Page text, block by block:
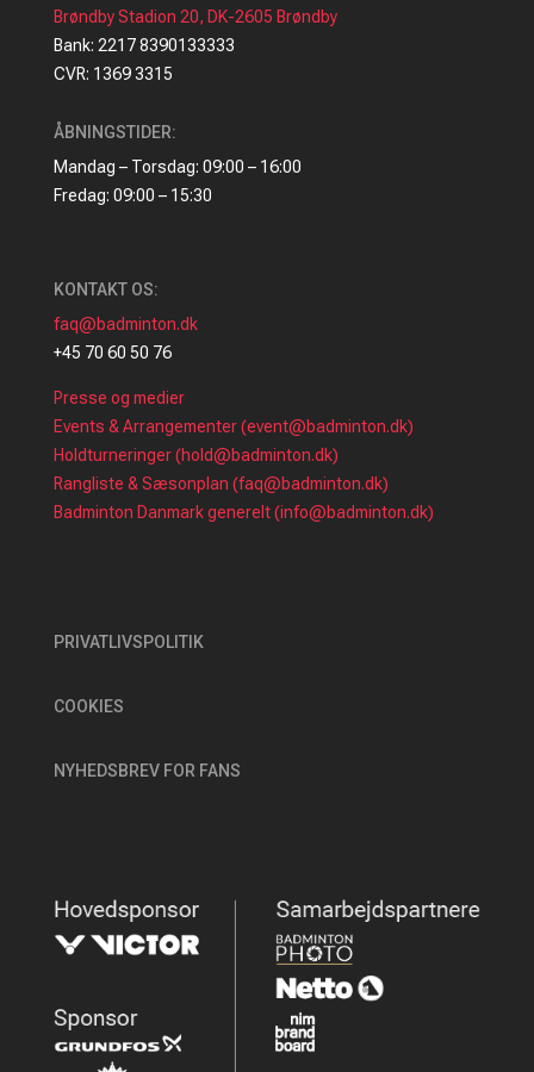
Brøndby Stadion 20, DK-2605 Brøndby
Bank: 2217 8390133333
CVR: 1369 3315
ÅBNINGSTIDER:
Mandag – Torsdag: 09:00 – 16:00
Fredag: 09:00 – 15:30
KONTAKT OS:
faq@badminton.dk
+45 70 60 50 76
Presse og medier
Events & Arrangementer (event@badminton.dk)
Holdturneringer (hold@badminton.dk)
Rangliste & Sæsonplan (faq@badminton.dk)
Badminton Danmark generelt (info@badminton.dk)
PRIVATLIVSPOLITIK
COOKIES
NYHEDSBREV FOR FANS